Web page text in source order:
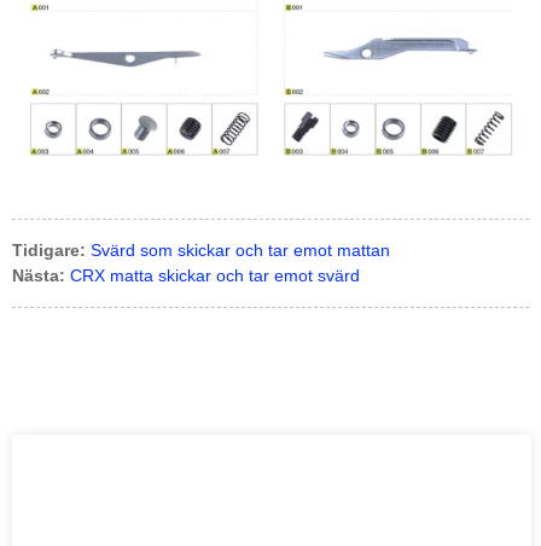
Tidigare: Svärd som skickar och tar emot mattan
Nästa: CRX matta skickar och tar emot svärd